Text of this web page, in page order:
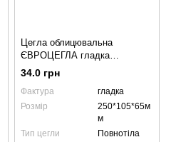
Цегла облицювальна
ЄВРОЦЕГЛА гладка
250х105х65мм жовта
34.0 грн
Фактура
гладка
Розмір
250*105*65м
м
Тип цегли
Повнотіла